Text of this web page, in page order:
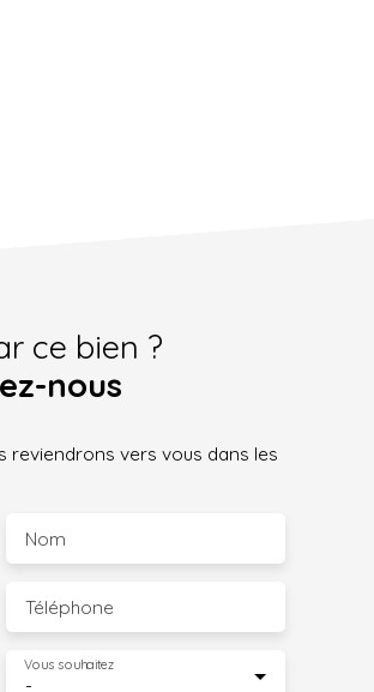
ce bien ?
nous
reviendrons vers vous dans les
Nom
Téléphone
-
Vous souhaitez